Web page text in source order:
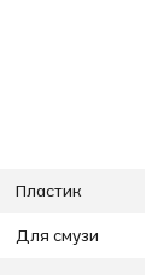
Пластик
Для смузи